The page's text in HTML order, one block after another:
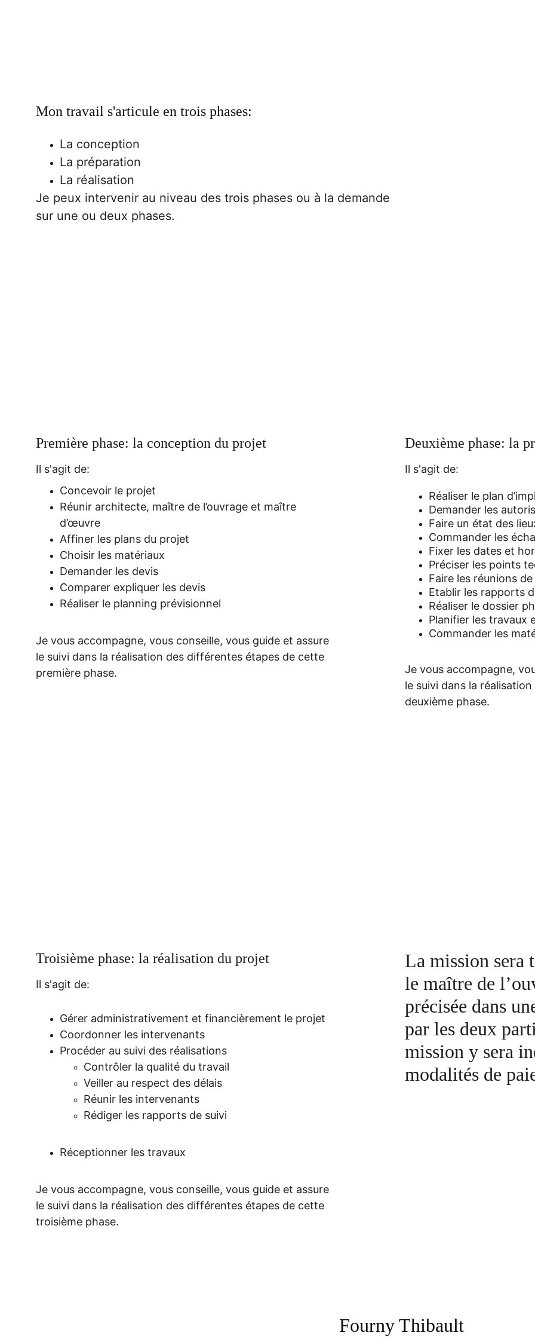
Mon travail s'articule en trois phases:
La conception
La préparation
La réalisation
Je peux intervenir au niveau des trois phases ou à la demande
sur une ou deux phases.
Première phase: la conception du projet
Il s'agit de:
Concevoir le projet
Réunir architecte, maître de l’ouvrage et maître
d’œuvre
Affiner les plans du projet
Choisir les matériaux
Demander les devis
Comparer expliquer les devis
Réaliser le planning prévisionnel
Je vous accompagne, vous conseille, vous guide et assure
le suivi dans la réalisation des différentes étapes de cette
première phase.
Deuxième phase: la
Il s'agit de:
Réaliser le plan
Demander les
Faire un état des
Commander les
Fixer les dates et
Préciser les points
Faire les réunions
Etablir les rapports
Réaliser le dossier
Planifier les travaux
Commander les
Je vous accompagne,
le suivi dans la
deuxième phase.
Troisième phase: la réalisation du projet
Il s'agit de:
Gérer administrativement et financièrement le projet
Coordonner les intervenants
Procéder au suivi des réalisations
Contrôler la qualité du travail
Veiller au respect des délais
Réunir les intervenants
Rédiger les rapports de suivi
Réceptionner les travaux
Je vous accompagne, vous conseille, vous guide et assure
le suivi dans la réalisation des différentes étapes de cette
troisième phase.
La mission sera
le maître de
précisée dans
par les deux
mission y sera
modalités de
Fourny Thibault